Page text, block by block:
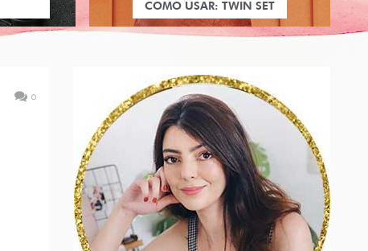
COMO USAR: TWIN SET
0